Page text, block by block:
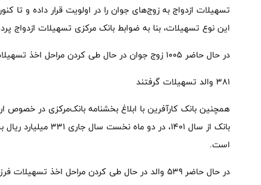
تسهیلات ازدواج به زوج‌های جوان را در اولویت قرار داده و
این نوع تسهیلات، بنا به ضوابط بانک مرکزی تسهیلات ازدواج
در حال حاضر ۱۰۰۵ زوج جوان در حال طی کردن مراحل اخذ تسهیلات از بانک کارآفرین هستند.
۳۸۱ والد تسهیلات گرفتند
همچنین بانک کارآفرین با ابلاغ بخشنامه بانک‌مرکزی در خصوص
است.
در حال حاضر ۵۳۹ والد در حال طی کردن مراحل اخذ تسهیلات فرزندآوری هستند.